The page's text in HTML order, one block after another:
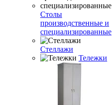
Столы
производственные и
специализированные
Стеллажи
Тележки